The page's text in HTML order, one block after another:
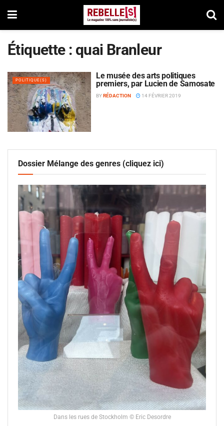
Étiquette : quai Branleur
POLITIQUE(S)
Le musée des arts politiques
premiers, par Lucien de Samosate
BYRÉDACTION 14 FÉVRIER 2019
Dossier Mélange des genres (cliquez ici)
Dans les rues de Stockholm © Eric Desordre